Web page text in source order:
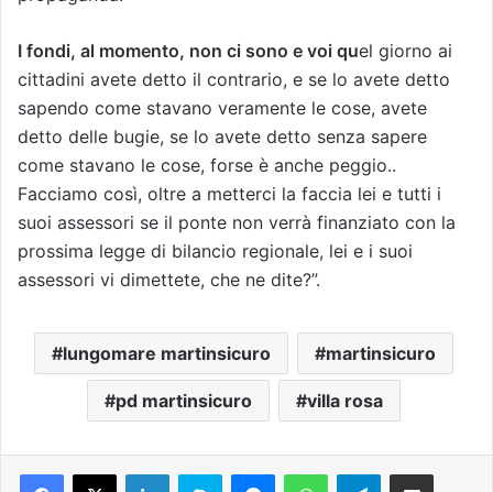
I fondi, al momento, non ci sono e voi quel giorno ai
cittadini avete detto il contrario, e se lo avete detto
sapendo come stavano veramente le cose, avete
detto delle bugie, se lo avete detto senza sapere
come stavano le cose, forse è anche peggio..
Facciamo così, oltre a metterci la faccia lei e tutti i
suoi assessori se il ponte non verrà finanziato con la
prossima legge di bilancio regionale, lei e i suoi
assessori vi dimettete, che ne dite?”.
lungomare martinsicuro martinsicuro
pd martinsicuro villa rosa
Telegram